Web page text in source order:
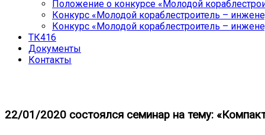
Положение о конкурсе «Молодой
Конкурс «Молодой кораблестроитель –
Конкурс «Молодой кораблестроитель –
ТК416
Документы
Контакты
22/01/2020 состоялся семинар на тему: